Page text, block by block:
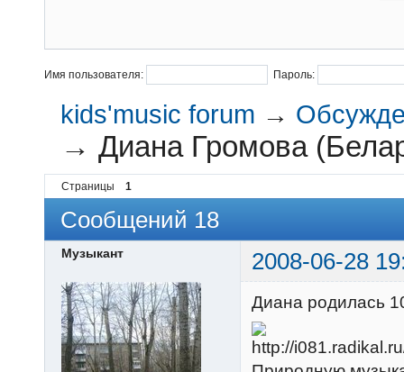
Имя пользователя: Пароль:
kids'music forum →
→Диана Громова
Страницы 1
Сообщений 18
Музыкант 2008-06-28
Диана родилась